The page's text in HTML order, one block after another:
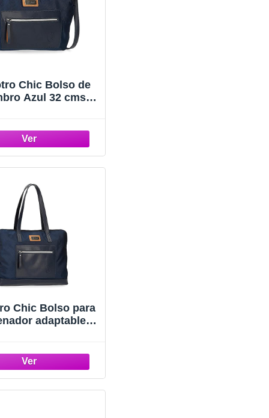
Chic Bolso de
Azul 32 cms
Chic Bolso para
adaptable